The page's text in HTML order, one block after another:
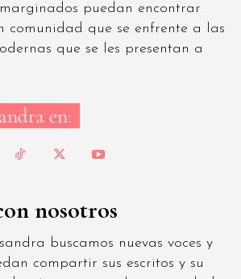
puedan encontrar
comunidad que se enfrente a las
que se les presentan a
en:
nosotros
buscamos nuevas voces y
compartir sus escritos y su